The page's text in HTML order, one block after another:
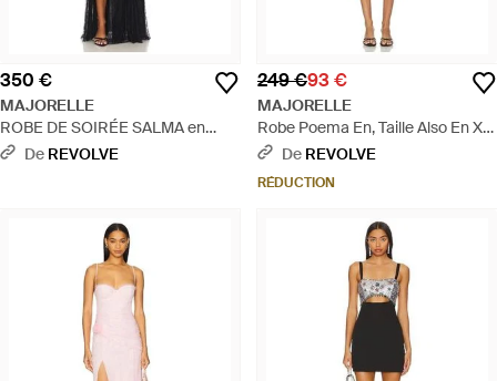
350 €
MAJORELLE
ROBE DE SOIRÉE SALMA en
Black - Noir
De REVOLVE
249 €93 €
MAJORELLE
Robe Poema En, Taille Also En Xs,
Xxs, S, M, Xl - Noir
De REVOLVE
RÉDUCTION